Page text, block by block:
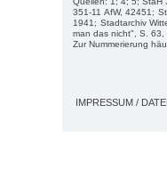
351-11 AfW, 42451;
1941; Stadtarchiv
man das nicht", S. 63,
Zur Nummerierung
IMPRESSUM /